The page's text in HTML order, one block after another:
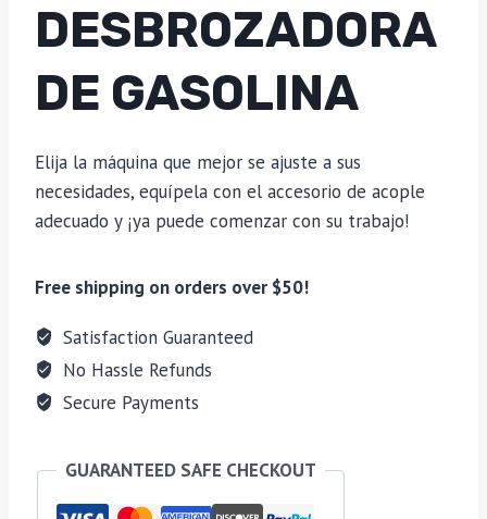
DESBROZADORA
DE GASOLINA
Elija la máquina que mejor se ajuste a sus
necesidades, equípela con el accesorio de acople
adecuado y ¡ya puede comenzar con su trabajo!
Free shipping on orders over $50!
Satisfaction Guaranteed
No Hassle Refunds
Secure Payments
GUARANTEED SAFE CHECKOUT